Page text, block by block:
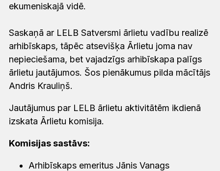
ekumeniskajā vidē.
Saskaņā ar LELB Satversmi ārlietu vadību realizē
arhibīskaps, tāpēc atsevišķa Ārlietu joma nav
nepieciešama, bet vajadzīgs arhibīskapa palīgs
ārlietu jautājumos. Šos pienākumus pilda mācītājs
Andris Krauliņš.
Jautājumus par LELB ārlietu aktivitātēm ikdienā
izskata Ārlietu komisija.
Komisijas sastāvs:
Arhibīskaps emeritus Jānis Vanags